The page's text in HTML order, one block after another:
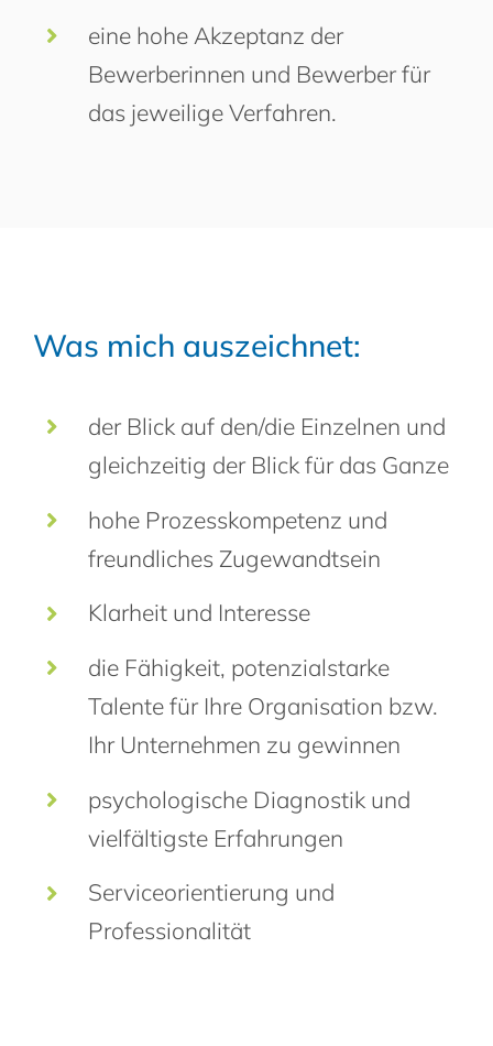
eine hohe Akzeptanz der
Bewerberinnen und Bewerber für
das jeweilige Verfahren.
Was mich auszeichnet:
der Blick auf den/die Einzelnen und
gleichzeitig der Blick für das Ganze
hohe Prozesskompetenz und
freundliches Zugewandtsein
Klarheit und Interesse
die Fähigkeit, potenzialstarke
Talente für Ihre Organisation bzw.
Ihr Unternehmen zu gewinnen
psychologische Diagnostik und
vielfältigste Erfahrungen
Serviceorientierung und
Professionalität